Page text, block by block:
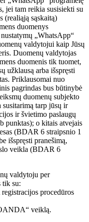
jei tam reikia susisiekti su
(realiąją sąskaitą)
duomenys
„WhatsApp“
valdytojui kaip Jūsų
Duomenų valdytojas
duomenis tik tuomet,
užklausą arba išspręsti
Priklausomai nuo
pagrindas bus būtinybė
duomenų subjekto
susitarimą tarp jūsų ir
ir švietimo paslaugų
punktas); o kitais atvejais
(BDAR 6 straipsnio 1
išspręsti pranešimą,
veikla (BDAR 6
valdytoju per
tik su:
procedūros
veiklą.